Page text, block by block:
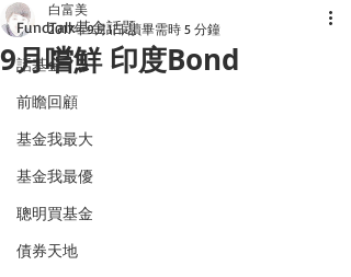
FundTalk基金話題
話基金
前瞻回顧
基金我最大
基金我最優
聰明買基金
債券天地
9月嚐鮮 印度Bond
白富美
2017年9月1日 讀畢需時 5 分鐘